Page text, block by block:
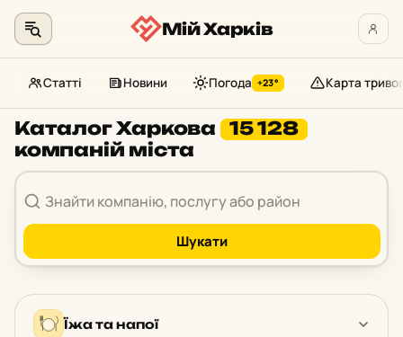
контенту
Мій Харків
Статті Новини Погода +23° Карта тривог
Каталог Харкова
15 128
компаній міста
Шукати
Їжа та напої